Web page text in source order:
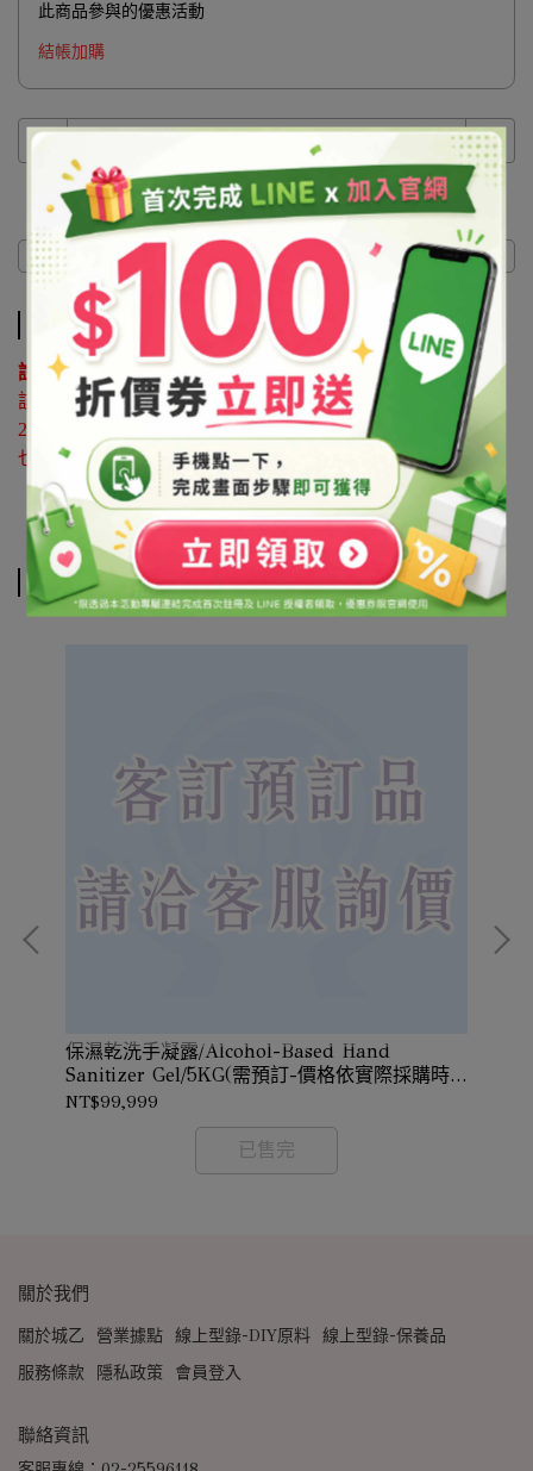
此商品參與的優惠活動
結帳加購
商品介紹
商品介紹
說明 ：
該原料屬於協尋客訂品，如有購買需求請來電洽詢02-
25596118
也可利用 LINE@官方帳號詢問 帳號搜尋「@syb1803x」
相關商品
保濕乾洗手凝露/Alcohol-Based Hand
Sanitizer Gel/5KG(需預訂-價格依實際採購時
價確認)
NT$99,999
已售完
關於我們
關於城乙 營業據點 線上型錄-DIY原料 線上型錄-保養品
服務條款
隱私政策 會員登入
聯絡資訊